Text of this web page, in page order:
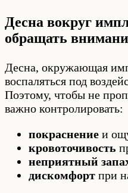
Десна вокруг
обращать
Десна, окружающая
воспаляться под
Поэтому, чтобы не
важно контролировать:
покраснение и
кровоточивость
неприятный
дискомфорт при